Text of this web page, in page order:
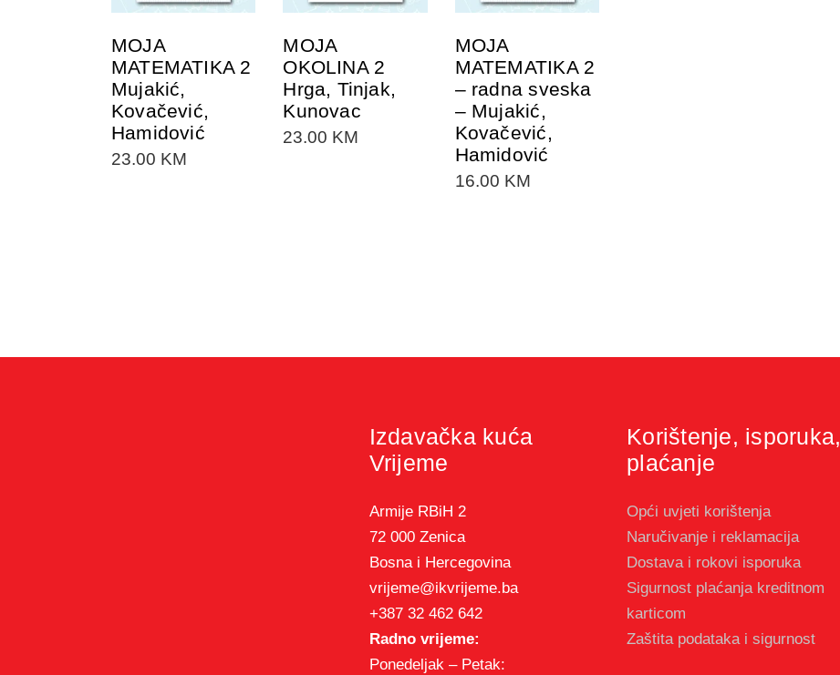
MOJA
MATEMATIKA 2
Mujakić,
Kovačević,
Hamidović
23.00 KM
MOJA
OKOLINA 2
Hrga, Tinjak,
Kunovac
23.00 KM
MOJA
MATEMATIKA 2
– radna sveska
– Mujakić,
Kovačević,
Hamidović
16.00 KM
Izdavačka kuća
Vrijeme
Armije RBiH 2
72 000 Zenica
Bosna i Hercegovina
vrijeme@ikvrijeme.ba
+387 32 462 642
Radno vrijeme:
Ponedeljak – Petak:
Korištenje, isporuka,
plaćanje
Opći uvjeti korištenja
Naručivanje i reklamacija
Dostava i rokovi isporuka
Sigurnost plaćanja kreditnom
karticom
Zaštita podataka i sigurnost